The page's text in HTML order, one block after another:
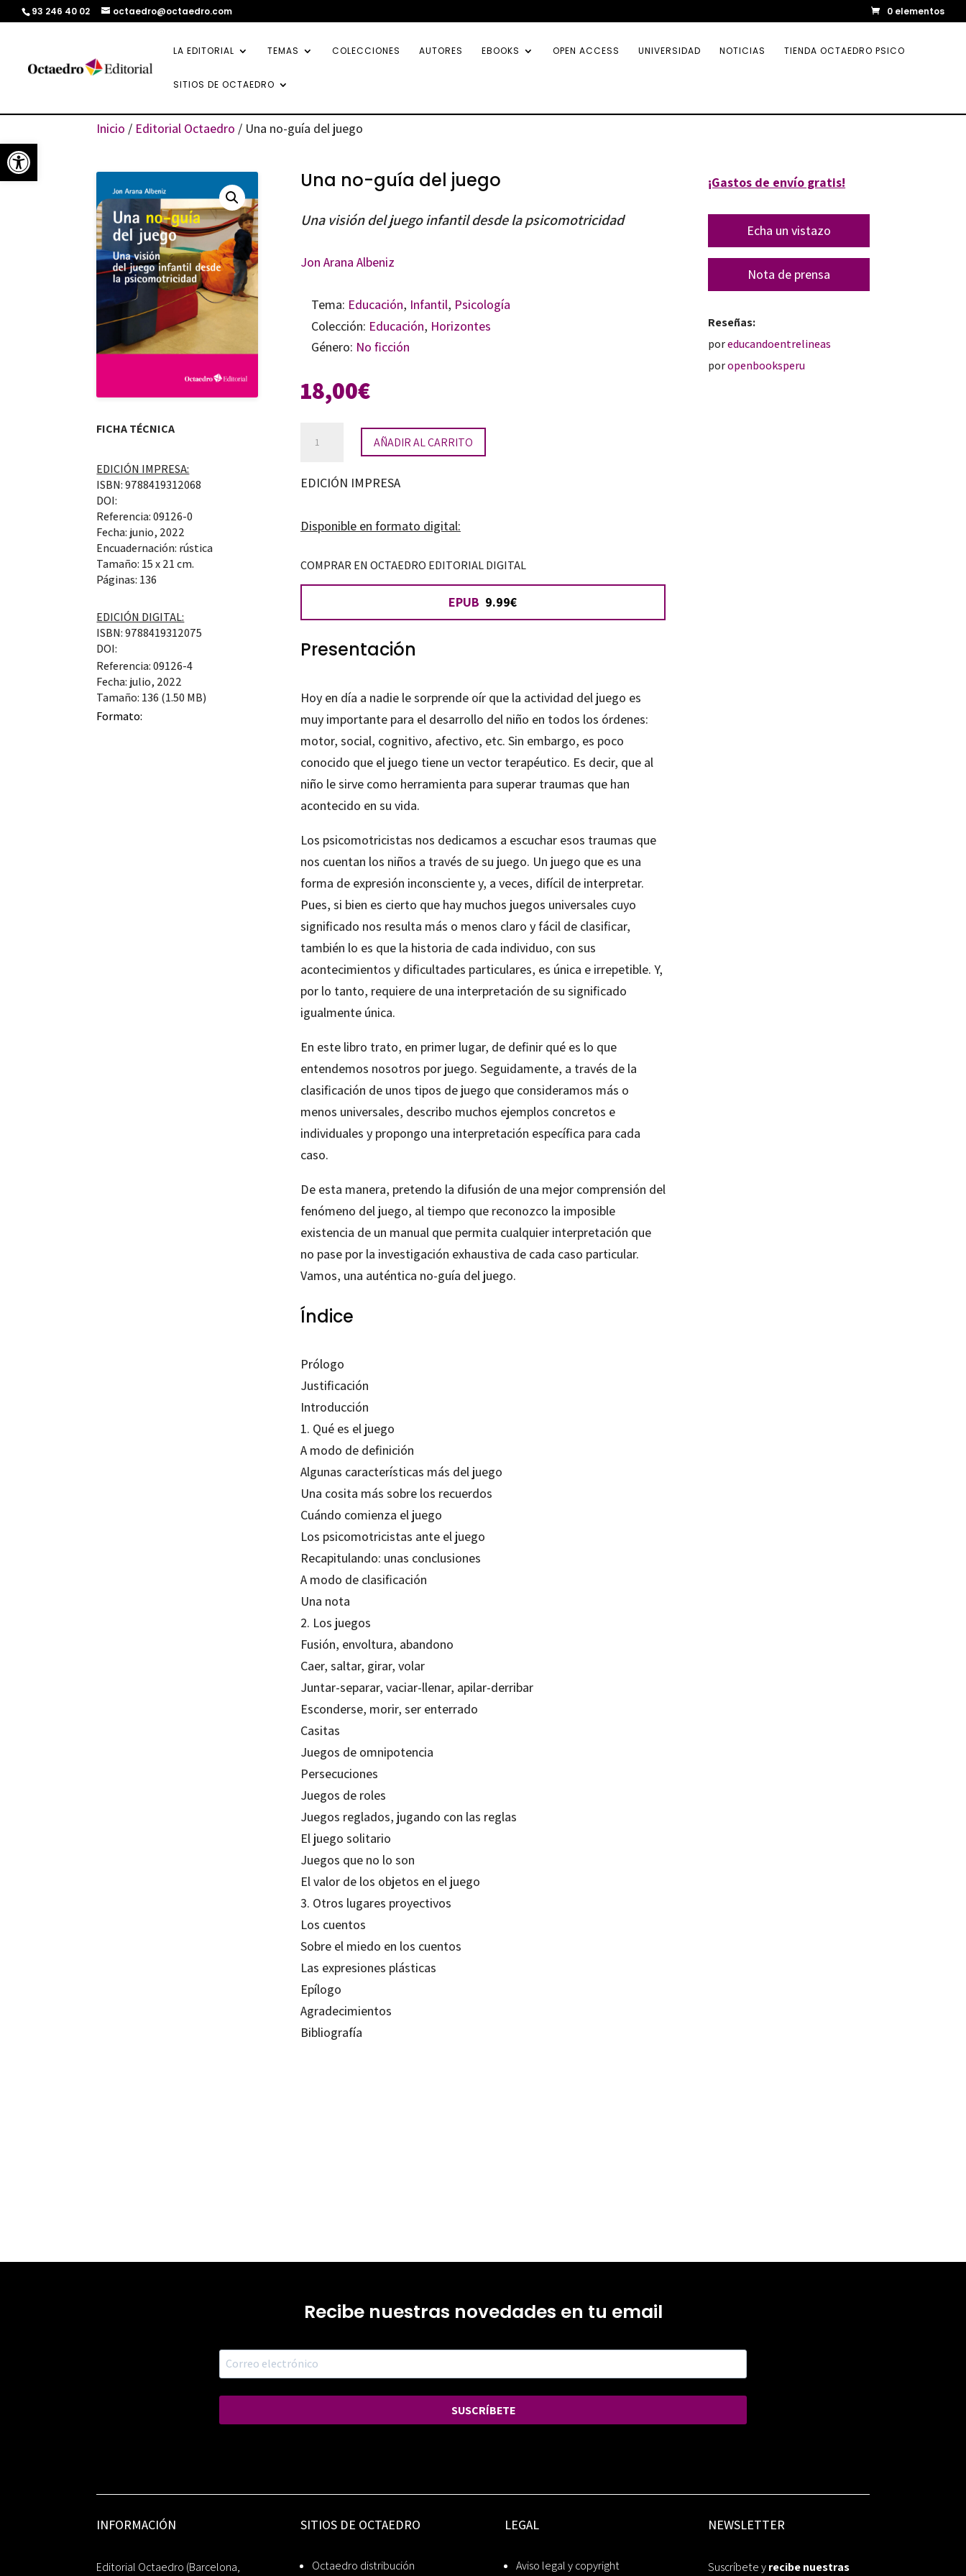
Abrir barra de herramientas
93 246 40 02 octaedro@octaedro.com 0 elementos
LA EDITORIAL TEMAS COLECCIONES AUTORES EBOOKS OPEN ACCESS UNIVERSIDAD NOTICIAS TIENDA OCTAEDRO PSICO
SITIOS DE OCTAEDRO
Inicio / Editorial Octaedro / Una no-guía del juego
FICHA TÉCNICA
EDICIÓN IMPRESA:
ISBN: 9788419312068
DOI:
Referencia: 09126-0
Fecha: junio, 2022
Encuadernación: rústica
Tamaño: 15 x 21 cm.
Páginas: 136
EDICIÓN DIGITAL:
ISBN: 9788419312075
DOI:
Referencia: 09126-4
Fecha: julio, 2022
Tamaño: 136 (1.50 MB)
Formato:
Una no-guía del juego
Una visión del juego infantil desde la psicomotricidad
Jon Arana Albeniz
Tema: Educación, Infantil, Psicología
Colección: Educación, Horizontes
Género: No ficción
18,00€
guía
juego
AÑADIR AL CARRITO
EDICIÓN IMPRESA
Disponible en formato digital:
COMPRAR EN OCTAEDRO EDITORIAL DIGITAL
EPUB 9.99€
Presentación
Hoy en día a nadie le sorprende oír que la actividad del juego es
muy importante para el desarrollo del niño en todos los órdenes:
motor, social, cognitivo, afectivo, etc. Sin embargo, es poco
conocido que el juego tiene un vector terapéutico. Es decir, que al
niño le sirve como herramienta para superar traumas que han
acontecido en su vida.
Los psicomotricistas nos dedicamos a escuchar esos traumas que
nos cuentan los niños a través de su juego. Un juego que es una
forma de expresión inconsciente y, a veces, difícil de interpretar.
Pues, si bien es cierto que hay muchos juegos universales cuyo
significado nos resulta más o menos claro y fácil de clasificar,
también lo es que la historia de cada individuo, con sus
acontecimientos y dificultades particulares, es única e irrepetible. Y,
por lo tanto, requiere de una interpretación de su significado
igualmente única.
En este libro trato, en primer lugar, de definir qué es lo que
entendemos nosotros por juego. Seguidamente, a través de la
clasificación de unos tipos de juego que consideramos más o
menos universales, describo muchos ejemplos concretos e
individuales y propongo una interpretación específica para cada
caso.
De esta manera, pretendo la difusión de una mejor comprensión del
fenómeno del juego, al tiempo que reconozco la imposible
existencia de un manual que permita cualquier interpretación que
no pase por la investigación exhaustiva de cada caso particular.
Vamos, una auténtica no-guía del juego.
Índice
Prólogo
Justificación
Introducción
1. Qué es el juego
A modo de definición
Algunas características más del juego
Una cosita más sobre los recuerdos
Cuándo comienza el juego
Los psicomotricistas ante el juego
Recapitulando: unas conclusiones
A modo de clasificación
Una nota
2. Los juegos
Fusión, envoltura, abandono
Caer, saltar, girar, volar
Juntar-separar, vaciar-llenar, apilar-derribar
Esconderse, morir, ser enterrado
Casitas
Juegos de omnipotencia
Persecuciones
Juegos de roles
Juegos reglados, jugando con las reglas
El juego solitario
Juegos que no lo son
El valor de los objetos en el juego
3. Otros lugares proyectivos
Los cuentos
Sobre el miedo en los cuentos
Las expresiones plásticas
Epílogo
Agradecimientos
Bibliografía
¡Gastos de envío gratis!
Echa un vistazo
Nota de prensa
Reseñas:
poreducandoentrelineas
poropenbooksperu
Recibe nuestras novedades en tu email
SUSCRÍBETE
INFORMACIÓN
Editorial Octaedro (Barcelona,
SITIOS DE OCTAEDRO
Octaedro distribución
LEGAL
Aviso legal y copyright
NEWSLETTER
Suscríbete yrecibe nuestras